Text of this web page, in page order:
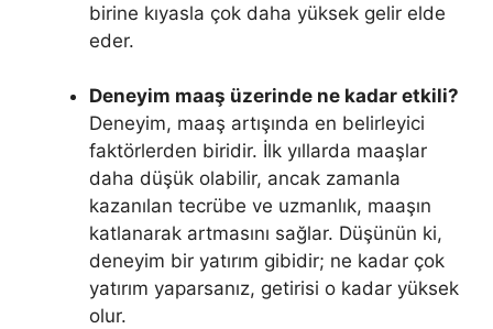
birine kıyasla çok daha yüksek gelir elde
eder.
Deneyim maaş üzerinde ne kadar etkili?
Deneyim, maaş artışında en belirleyici
faktörlerden biridir. İlk yıllarda maaşlar
daha düşük olabilir, ancak zamanla
kazanılan tecrübe ve uzmanlık, maaşın
katlanarak artmasını sağlar. Düşünün ki,
deneyim bir yatırım gibidir; ne kadar çok
yatırım yaparsanız, getirisi o kadar yüksek
olur.